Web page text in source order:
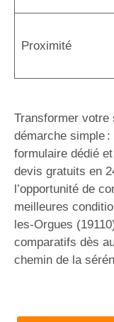
Proximité
Transformer votre
démarche simple
formulaire dédié
devis gratuits en
l’opportunité de
meilleures
les-Orgues
comparatifs dès
chemin de la